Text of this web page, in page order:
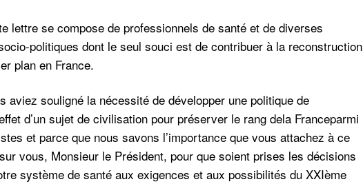
lettre se compose de professionnels de santé et de diverses
politiques dont le seul souci est de contribuer à la reconstruction
plan en France.
souligné la nécessité de développer une politique de
d’un sujet de civilisation pour préserver le rang dela Franceparmi
et parce que nous savons l’importance que vous attachez à ce
vous, Monsieur le Président, pour que soient prises les décisions
système de santé aux exigences et aux possibilités du XXIème